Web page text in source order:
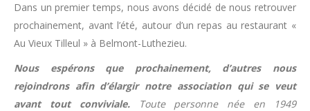
Dans un premier temps, nous avons décidé de nous retrouver
prochainement, avant l’été, autour d’un repas au restaurant «
Au Vieux Tilleul » à Belmont-Luthezieu.
Nous espérons que prochainement, d’autres nous
rejoindrons afin d’élargir notre association qui se veut
avant tout conviviale.Toute personne née en 1949